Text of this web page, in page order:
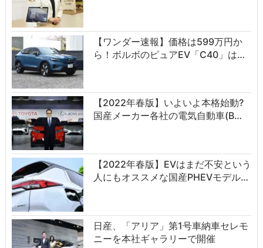
【ワンダー速報】価格は599万円か
ら！ボルボのピュアEV「C40」は…
【2022年春版】いよいよ本格始動?
国産メーカー各社の電気自動車(B…
【2022年春版】EVはまだ不安という
人にもオススメな国産PHEVモデル…
日産、「アリア」第1号車納車セレモ
ニーを本社ギャラリーで開催